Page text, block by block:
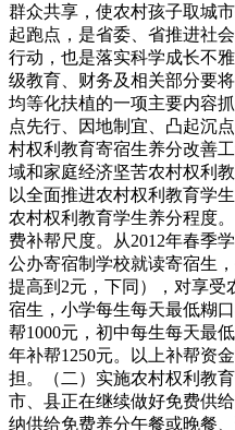
群众共享，使农村孩子取城
起跑点，是省委、省推进社
行动，也是落实科学成长不
级教育、财务及相关部分要
均等化扶植的一项主要内容
点先行、因地制宜、凸起沉
村权利教育寄宿生养分改善
域和家庭经济坚苦农村权利
以全面推进农村权利教育学
农村权利教育学生养分程度
费补帮尺度。从2012年春季
公办寄宿制学校就读寄宿生
提高到2元，下同），对享受
宿生，小学每生每天最低糊
帮1000元，初中每生每天最
年补帮1250元。以上补帮资
担。（二）实施农村权利教
市、县正在继续做好免费供
纳供给免费养分午餐或晚餐